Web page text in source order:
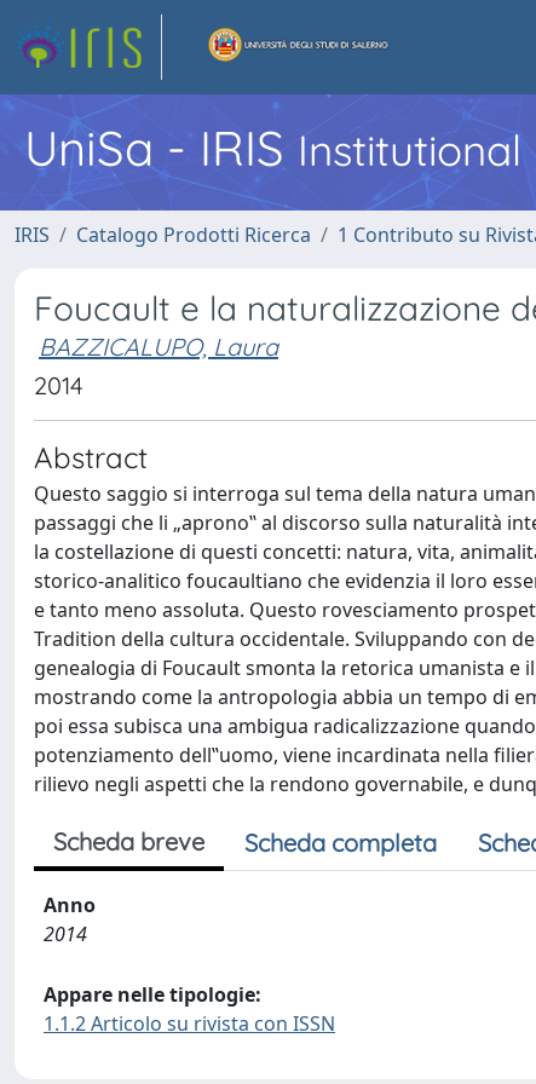
UniSa - IRIS
IRIS Catalogo Prodotti Ricerca 1 Contributo su
Foucault e la naturalizzazione
BAZZICALUPO, Laura
2014
Abstract
Questo saggio si interroga sul tema della natura
passaggi che li „aprono‟ al discorso sulla naturalità
la costellazione di questi concetti: natura, vita,
storico-analitico foucaultiano che evidenzia il loro
e tanto meno assoluta. Questo rovesciamento
Tradition della cultura occidentale. Sviluppando con
genealogia di Foucault smonta la retorica umanista e
mostrando come la antropologia abbia un tempo di
poi essa subisca una ambigua radicalizzazione
potenziamento dell‟uomo, viene incardinata nella
rilievo negli aspetti che la rendono governabile, e
Scheda breve Scheda completa
Anno
2014
Appare nelle tipologie:
1.1.2 Articolo su rivista con ISSN